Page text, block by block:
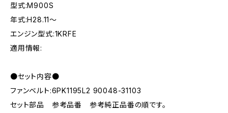
型式:M900S
年式:H28.11～
エンジン型式:1KRFE
適用情報:
●セット内容●
ファンベルト:6PK1195L2 90048-31103
セット部品 参考品番 参考純正品番の順です。